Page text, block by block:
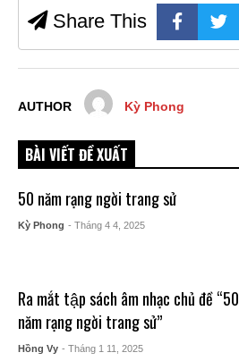
Share This
AUTHOR Kỳ Phong
BÀI VIẾT ĐỀ XUẤT
50 năm rạng ngời trang sử
Kỳ Phong - Tháng 4 4, 2025
Ra mắt tập sách âm nhạc chủ đề “50
năm rạng ngời trang sử”
Hồng Vy - Tháng 1 11, 2025